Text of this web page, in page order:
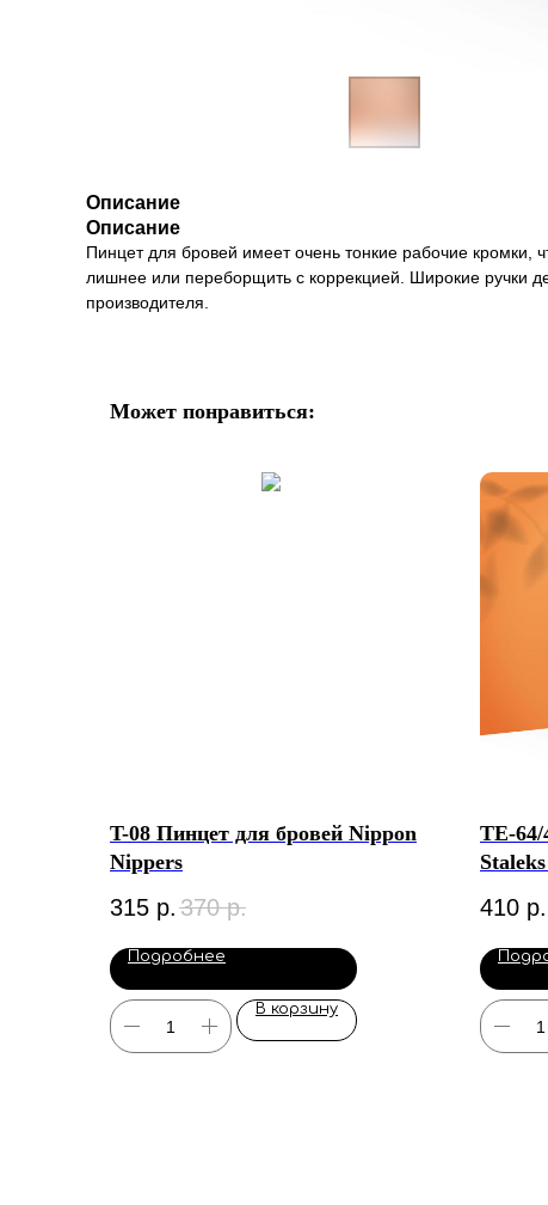
Описание
Описание
Пинцет для бровей имеет очень тонкие рабочие кромки,
лишнее или переборщить с коррекцией. Широкие ручки
производителя.
Может понравиться:
T-08 Пинцет для бровей Nippon
Nippers
315 р. 370 р.
Подробнее
В корзину
ТE-64/
410 р.